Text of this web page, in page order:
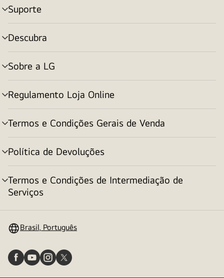
Suporte
alternar
menu
Descubra
alternar
menu
Sobre a LG
alternar
menu
Regulamento Loja Online
alternar
menu
Termos e Condições Gerais de Venda
alternar
menu
Política de Devoluções
alternar
menu
Termos e Condições de Intermediação de
Serviços
alternar
Brasil, Português